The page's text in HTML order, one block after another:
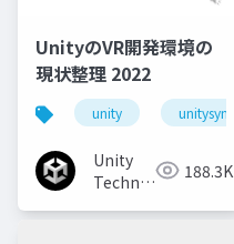
UnityのVR開発環境の
現状整理 2022
unity unitysync
Unity
Technologies188.3K